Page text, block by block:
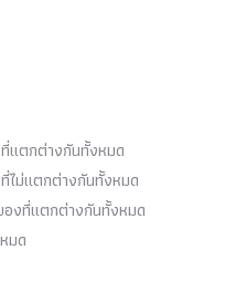
ที่แตกต่างกันทั้งหมด
ไม่แตกต่างกันทั้งหมด
องที่แตกต่างกันทั้งหมด
มด